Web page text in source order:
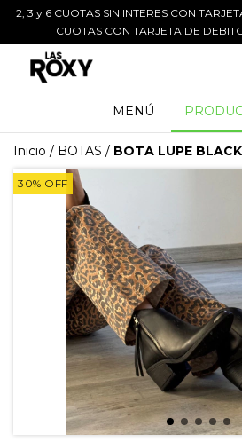
2, 3 y 6 CUOTAS SIN INTERES CON
CUOTAS CON TARJETA DE
MENÚ
Inicio / BOTAS / BOTA LUPE BLACK
30% OFF